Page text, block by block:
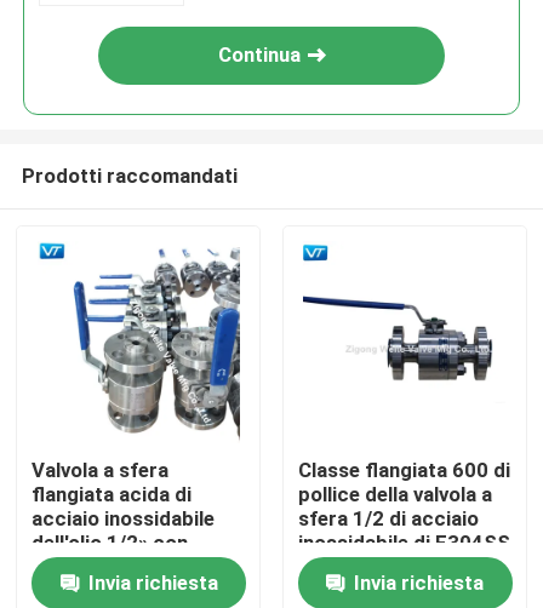
Casa
Prodotti
Continua
Prodotti raccomandati
Valvola a sfera
flangiata acida di
acciaio inossidabile
dell'olio 1/2» con
l'OEM della leva
Invia richiesta
Classe flangiata 600 di
pollice della valvola a
sfera 1/2 di acciaio
inossidabile di F304SS
con la leva
Invia richiesta